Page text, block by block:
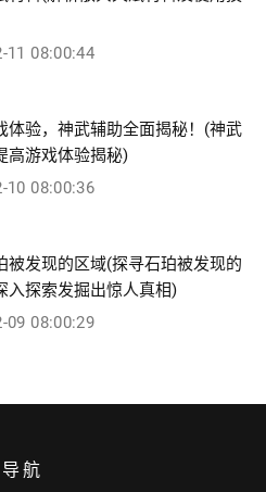
11 08:00:44
体验，神武辅助全面揭秘！(神武
高游戏体验揭秘)
10 08:00:36
被发现的区域(探寻石珀被发现的
入探索发掘出惊人真相)
09 08:00:29
导航